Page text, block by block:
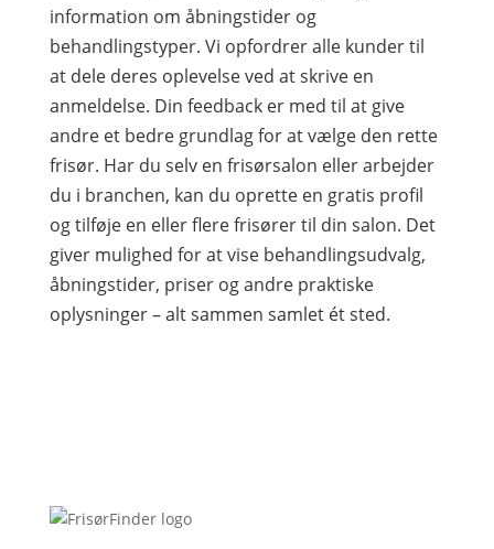
information om åbningstider og
behandlingstyper. Vi opfordrer alle kunder til
at dele deres oplevelse ved at skrive en
anmeldelse. Din feedback er med til at give
andre et bedre grundlag for at vælge den rette
frisør. Har du selv en frisørsalon eller arbejder
du i branchen, kan du oprette en gratis profil
og tilføje en eller flere frisører til din salon. Det
giver mulighed for at vise behandlingsudvalg,
åbningstider, priser og andre praktiske
oplysninger – alt sammen samlet ét sted.